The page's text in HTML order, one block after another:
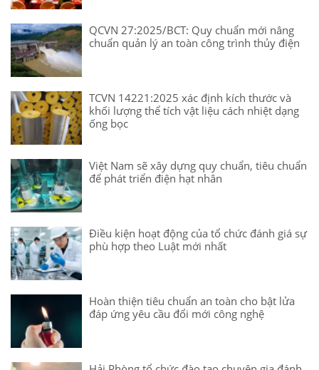
QCVN 27:2025/BCT: Quy chuẩn mới nâng
chuẩn quản lý an toàn công trình thủy điện
TCVN 14221:2025 xác định kích thước và
khối lượng thể tích vật liệu cách nhiệt dạng
ống bọc
Việt Nam sẽ xây dựng quy chuẩn, tiêu chuẩn
để phát triển điện hạt nhân
Điều kiện hoạt động của tổ chức đánh giá sự
phù hợp theo Luật mới nhất
Hoàn thiện tiêu chuẩn an toàn cho bật lửa
đáp ứng yêu cầu đổi mới công nghệ